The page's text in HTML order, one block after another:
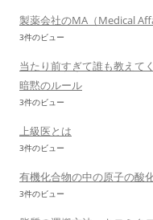
製薬会社のMA（Medical
3件のビュー
当たり前すぎて誰も教えて
暗黙のルール
3件のビュー
上級医とは
3件のビュー
有機化合物の中の原子の酸
3件のビュー